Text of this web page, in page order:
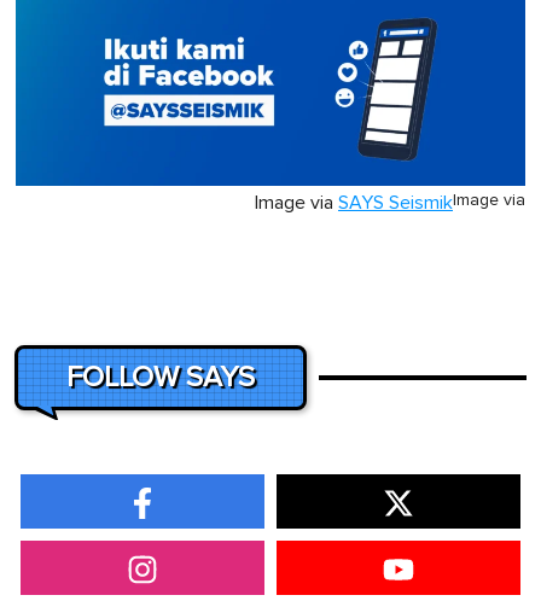
Image via SAYS Seismik Image via
FOLLOW SAYS